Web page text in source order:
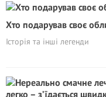
Хто подарував своє
Історія та інші легенди